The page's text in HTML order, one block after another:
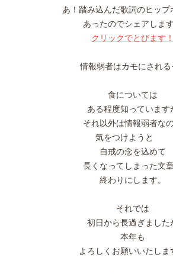
あ！踏み込んだ歌詞のヒップ
あったのでシェアします
クリックでとびます！
情報弱者はカモにされる
食については
ある程度知っています
それ以外は情報弱者な
気をつけようと
自戒の念を込めて
長くなってしまった文
終わりにします。
それでは
初日から長過ぎました
本年も
よろしくお願いいたしま